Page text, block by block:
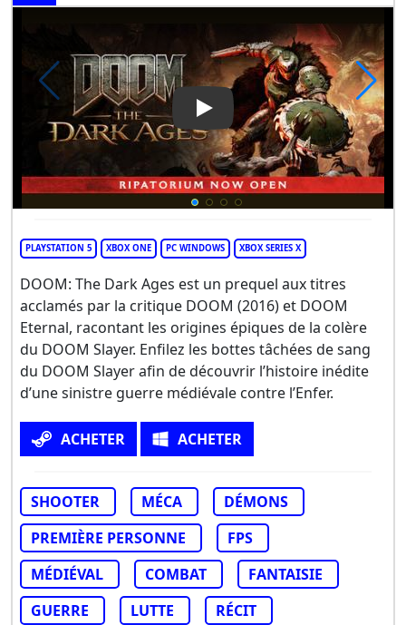
Play Video: DOOM: The Dark
PLAYSTATION 5 XBOX ONE PC WINDOWS XBOX SERIES X
DOOM: The Dark Ages est un prequel aux titres
acclamés par la critique DOOM (2016) et DOOM
Eternal, racontant les origines épiques de la colère
du DOOM Slayer. Enfilez les bottes tâchées de sang
du DOOM Slayer afin de découvrir l’histoire inédite
d’une sinistre guerre médiévale contre l’Enfer.
ACHETER ACHETER
SHOOTER MÉCA
DÉMONS
PREMIÈRE PERSONNE
FPS
MÉDIÉVAL
COMBAT
FANTAISIE
GUERRE
LUTTE
RÉCIT